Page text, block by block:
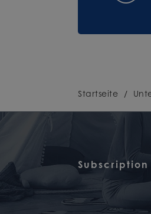
Startseite /
Subscription